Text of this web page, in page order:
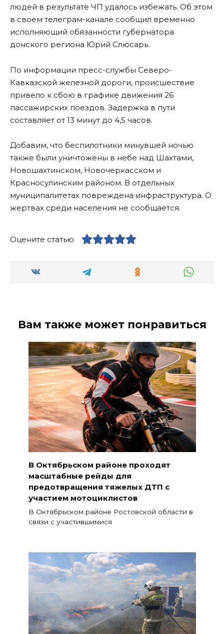
людей в результате ЧП удалось избежать. Об этом
в своем телеграм-канале сообщил временно
исполняющий обязанности губернатора
донского региона Юрий Слюсарь.
По информации пресс-службы Северо-
Кавказской железной дороги, происшествие
привело к сбою в графике движения 26
пассажирских поездов. Задержка в пути
составляет от 13 минут до 4,5 часов.
Добавим, что беспилотники минувшей ночью
также были уничтожены в небе над Шахтами,
Новошахтинском, Новочеркасском и
Красносулинским районом. В отдельных
муниципалитетах повреждена инфраструктура. О
жертвах среди населения не сообщается.
Оцените статью
Вам также может понравиться
В Октябрьском районе проходят
масштабные рейды для
предотвращения тяжелых ДТП с
участием мотоциклистов
В Октябрьском районе Ростовской области в
связи с участившимися